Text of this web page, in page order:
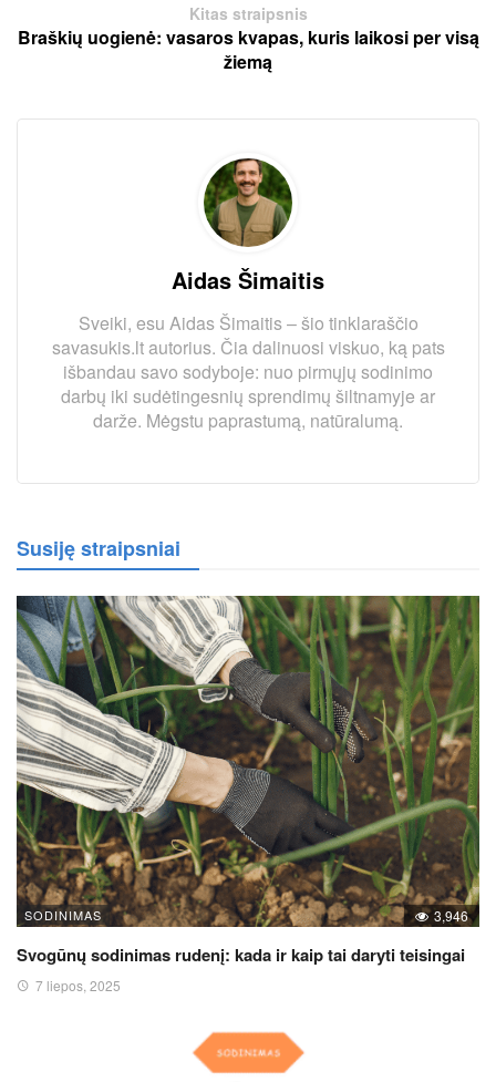
Kitas straipsnis
Braškių uogienė: vasaros kvapas, kuris laikosi per visą
žiemą
Aidas Šimaitis
Sveiki, esu Aidas Šimaitis – šio tinklaraščio
savasukis.lt autorius. Čia dalinuosi viskuo, ką pats
išbandau savo sodyboje: nuo pirmųjų sodinimo
darbų iki sudėtingesnių sprendimų šiltnamyje ar
darže. Mėgstu paprastumą, natūralumą.
Susiję straipsniai
SODINIMAS 3,946
Svogūnų sodinimas rudenį: kada ir kaip tai daryti teisingai
7 liepos, 2025